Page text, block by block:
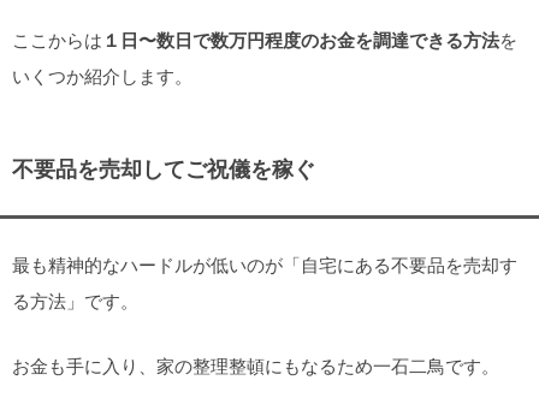
ここからは １日〜数日で数万円程度のお金を調達できる方法を
いくつか紹介します。
不要品を売却してご祝儀を稼ぐ
最も精神的なハードルが低いのが「自宅にある不要品を売却す
る方法」です。
お金も手に入り、家の整理整頓にもなるため一石二鳥です。